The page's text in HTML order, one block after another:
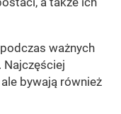
ważnych
Najczęściej
bywają również